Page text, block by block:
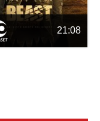
21:08